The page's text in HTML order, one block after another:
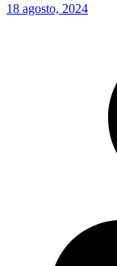
18 agosto, 2024